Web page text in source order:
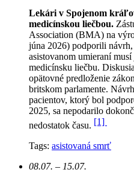
Lekári v Spojenom
medicínskou liečbou.
Association (BMA) na
júna 2026) podporili
asistovanom umieraní
medicínsku liečbu.
opätovné predloženie
britskom parlamente.
pacientov, ktorý bol
2025, sa nepodarilo
nedostatok času. [1]
Tags: asistovaná smrť
08.07. – 15.07.